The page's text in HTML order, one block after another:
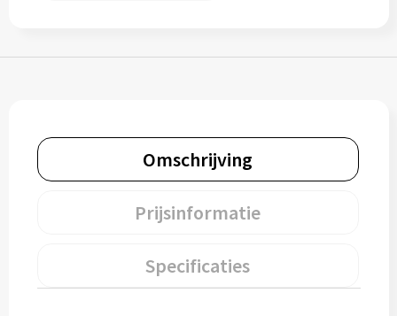
Gereedschap
Omschrijving
Prijsinformatie
Specificaties